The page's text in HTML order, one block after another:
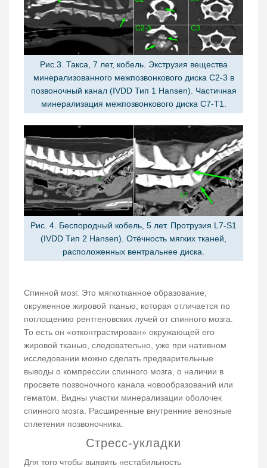
Рис.3. Такса, 7 лет, кобель. Экструзия вещества
минерализованного межпозвонкового диска C2-3 в
позвоночный канал (IVDD Тип 1 Hansen). Частичная
минерализация межпозвонкового диска C7-T1.
Рис. 4. Беспородный кобель, 5 лет. Протрузия L7-S1
(IVDD Тип 2 Hansen). Отёчность мягких тканей,
расположенных вентральнее диска.
Спинной мозг. Это мягкотканное образование,
окруженное жировой тканью, которая отличается по
поглощению рентгеновских лучей от спинного мозга.
То есть он «отконтрастирован» окружающей его
жировой тканью, следовательно, уже при нативном
исследовании можно сделать предварительные
выводы о компрессии спинного мозга, о наличии в
просвете позвоночного канала новообразований или
гематом. Видны участки минерализации оболочек
спинного мозга. Расширенные внутренние венозные
сплетения позвоночника.
Стресс-укладки
Для того чтобы выявить нестабильность